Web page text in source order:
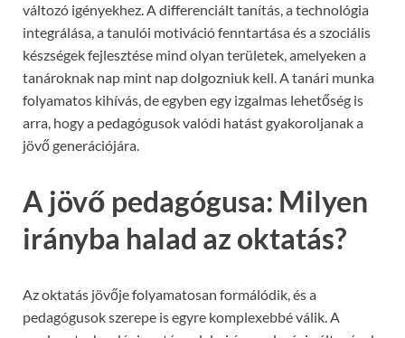
változó igényekhez. A differenciált tanítás, a technológia
integrálása, a tanulói motiváció fenntartása és a szociális
készségek fejlesztése mind olyan területek, amelyeken a
tanároknak nap mint nap dolgozniuk kell. A tanári munka
folyamatos kihívás, de egyben egy izgalmas lehetőség is
arra, hogy a pedagógusok valódi hatást gyakoroljanak a
jövő generációjára.
A jövő pedagógusa: Milyen
irányba halad az oktatás?
Az oktatás jövője folyamatosan formálódik, és a
pedagógusok szerepe is egyre komplexebbé válik. A